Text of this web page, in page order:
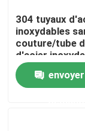
Accueil
A propos de
304 tuyaux
inoxydables
couture/tube
d'acier
acier rond de